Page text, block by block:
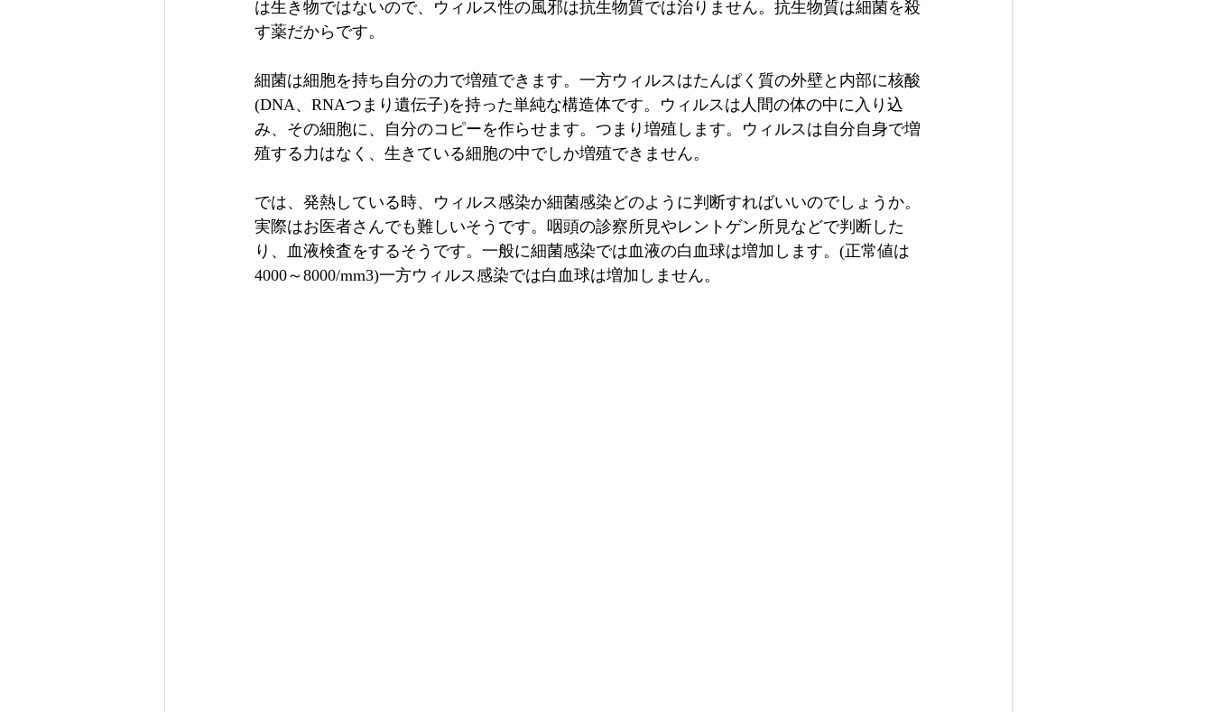
は生き物ではないので、ウィルス性の風邪は抗生物質では治りません。抗生物質は細菌を殺
す薬だからです。
細菌は細胞を持ち自分の力で増殖できます。一方ウィルスはたんぱく質の外壁と内部に核酸
(DNA、RNAつまり遺伝子)を持った単純な構造体です。ウィルスは人間の体の中に入り込
み、その細胞に、自分のコピーを作らせます。つまり増殖します。ウィルスは自分自身で増
殖する力はなく、生きている細胞の中でしか増殖できません。
では、発熱している時、ウィルス感染か細菌感染どのように判断すればいいのでしょうか。
実際はお医者さんでも難しいそうです。咽頭の診察所見やレントゲン所見などで判断した
り、血液検査をするそうです。一般に細菌感染では血液の白血球は増加します。(正常値は
4000～8000/mm3)一方ウィルス感染では白血球は増加しません。